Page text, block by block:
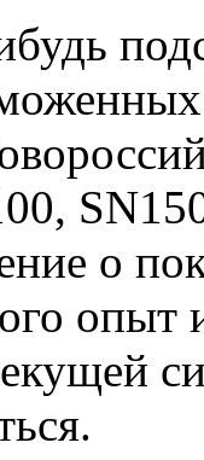
о
опыт